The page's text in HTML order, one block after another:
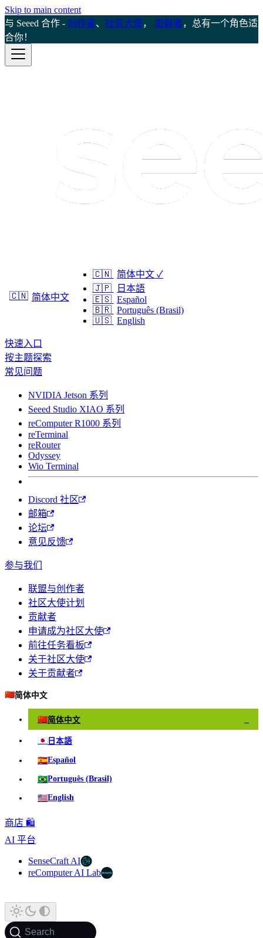
Skip to main content
与 Seeed 合作 - 创作者、 社区大使， 贡献者，总有一个角色适
合你！
🇨🇳 简体中文
🇨🇳 简体中文 ✓
🇯🇵
日本語
🇪🇸 Español
🇧🇷 Português (Brasil)
🇺🇸 English
快速入口
按主题探索
常见问题
NVIDIA Jetson 系列
Seeed Studio XIAO 系列
reComputer R1000 系列
reTerminal
reRouter
Odyssey
Wio Terminal
Discord 社区
邮箱
论坛
意见反馈
参与我们
联盟与创作者
社区大使计划
贡献者
申请成为社区大使
前往任务看板
关于社区大使
关于贡献者
🇨🇳简体中文
🇨🇳简体中文
🇯🇵 日本語
🇪🇸Español
🇧🇷Português (Brasil)
🇺🇸English
商店 🛍️
AI 平台
SenseCraft AI
reComputer AI Lab
Search